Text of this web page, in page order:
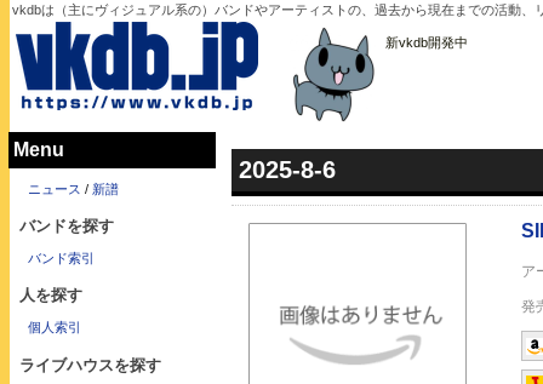
vkdbは（主にヴィジュアル系の）バンドやアーティストの、過去から現在までの活動
新vkdb開発中
2025-8-6
Menu
ニュース / 新譜
バンドを探す
バンド索引
人を探す
個人索引
ライブハウスを探す